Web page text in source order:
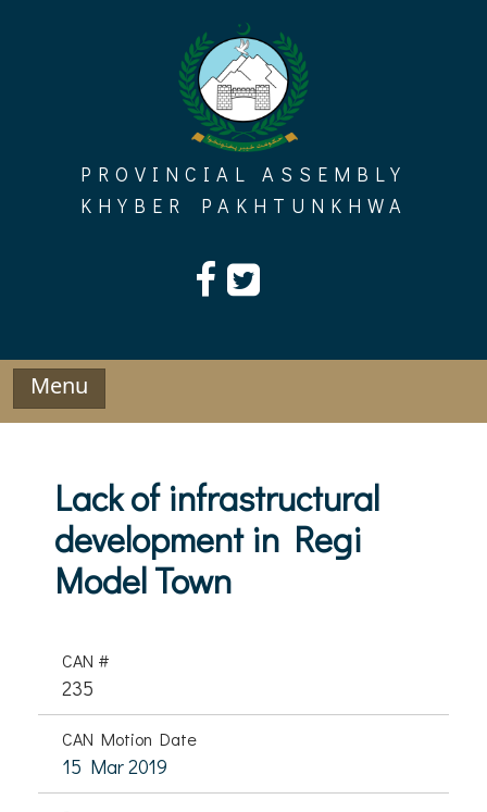
PROVINCIAL ASSEMBLY
KHYBER PAKHTUNKHWA
Menu
Lack of infrastructural
development in Regi
Model Town
CAN #
235
CAN Motion Date
15 Mar 2019